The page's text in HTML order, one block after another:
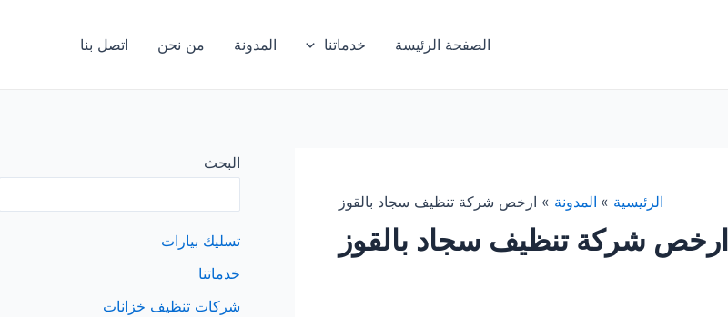
الصفحة الرئيسة خدماتنا المدونة من نحن اتصل بنا
الرئيسية المدونة ارخص شركة تنظيف سجاد بالقوز
ارخص شركة تنظيف سجاد بالقوز
البحث
تسليك بيارات
خدماتنا
شركات تنظيف خزانات